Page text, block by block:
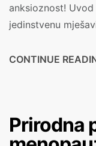
anksioznost!
jedinstvenu
CONTINUE
Prirodna